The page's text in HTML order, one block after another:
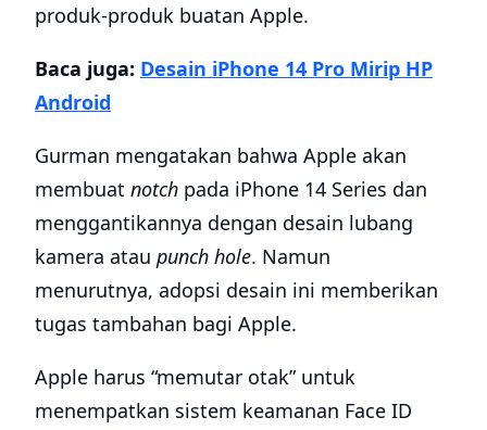
produk-produk buatan Apple.
Baca juga: Desain iPhone 14 Pro Mirip HP
Android
Gurman mengatakan bahwa Apple akan
membuat notch pada iPhone 14 Series dan
menggantikannya dengan desain lubang
kamera atau punch hole. Namun
menurutnya, adopsi desain ini memberikan
tugas tambahan bagi Apple.
Apple harus “memutar otak” untuk
menempatkan sistem keamanan Face ID